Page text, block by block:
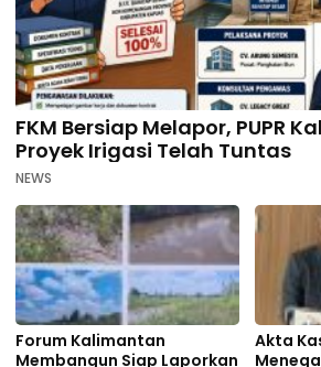
FKM Bersiap Melapor, PUPR
Proyek Irigasi Telah Tuntas
NEWS
Forum Kalimantan
Membangun Siap Laporkan
Akta